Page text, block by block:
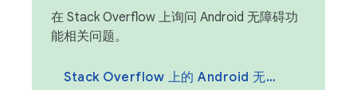
在 Stack Overflow 上询问 Android 无障碍功
能相关问题。
Stack Overflow 上的 Android 无障碍功能